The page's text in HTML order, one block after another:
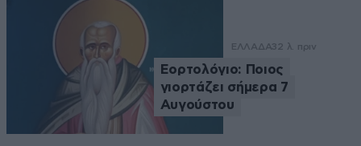
ΕΛΛΑΔΑ32 λ. πριν
Εορτολόγιο: Ποιος
γιορτάζει σήμερα 7
Αυγούστου